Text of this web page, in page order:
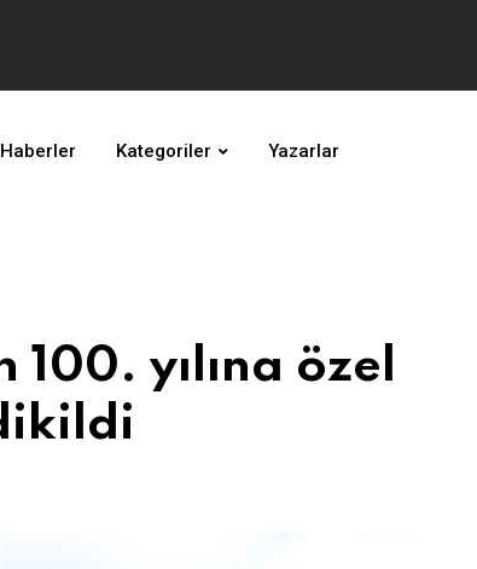
Kategoriler Yazarlar
yılına özel